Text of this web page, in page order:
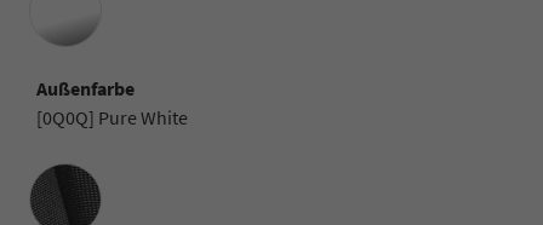
Außenfarbe
[0Q0Q] Pure White
Innenausstattung